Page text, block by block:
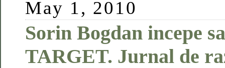
May 1, 2010
Sorin Bogdan incepe
TARGET. Jurnal de